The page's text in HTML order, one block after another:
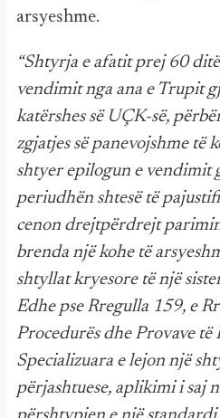
arsyeshme.
“Shtyrja e afatit prej 60
vendimit nga ana e Trupit
katërshes së UÇK-së,
zgjatjes së panevojshme të
shtyer epilogun e vendimit
periudhën shtesë të
cenon drejtpërdrejt
brenda një kohe të
shtyllat kryesore të një
Edhe pse Rregulla 159, e
Procedurës dhe Provave të
Specializuara e lejon një
përjashtuese, aplikimi i saj